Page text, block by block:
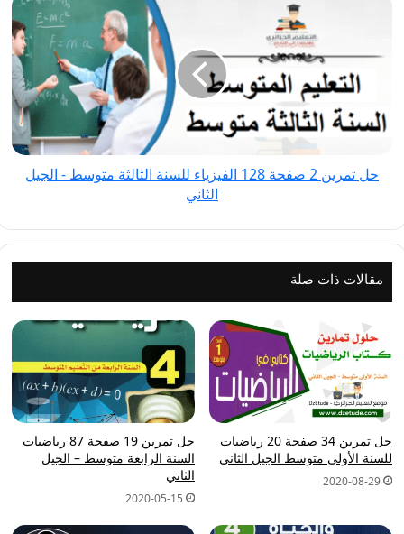
الفيزياء
للسنة
متوسط
الثاني
حل تمرين 2 صفحة 128 الفيزياء للسنة الثالثة متوسط - الجيل
الثاني
مقالات ذات صلة
حل تمرين 34 صفحة 20 رياضيات
للسنة الأولى متوسط الجيل الثاني
2020-08-29
حل تمرين 19 صفحة 87 رياضيات
السنة الرابعة متوسط – الجيل
الثاني
2020-05-15